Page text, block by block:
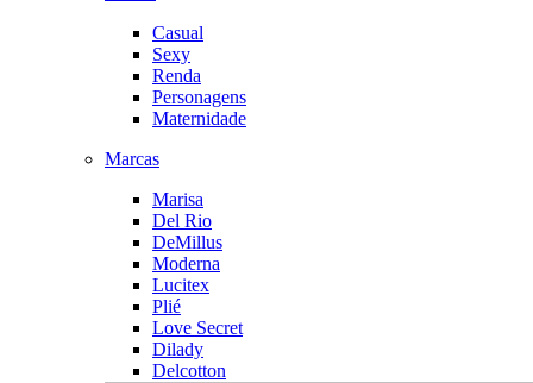
Casual
Sexy
Renda
Personagens
Maternidade
Marcas
Marisa
Del Rio
DeMillus
Moderna
Lucitex
Plié
Love Secret
Dilady
Delcotton